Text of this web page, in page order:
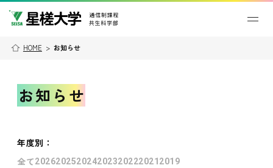
HOME > お知らせ
お知らせ
年度別 ：
全て202620252024202320222021 2019